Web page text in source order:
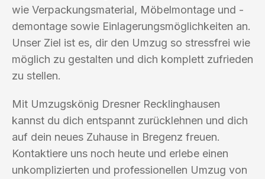
wie Verpackungsmaterial, Möbelmontage und -
demontage sowie Einlagerungsmöglichkeiten an.
Unser Ziel ist es, dir den Umzug so stressfrei wie
möglich zu gestalten und dich komplett zufrieden
zu stellen.
Mit Umzugskönig Dresner Recklinghausen
kannst du dich entspannt zurücklehnen und dich
auf dein neues Zuhause in Bregenz freuen.
Kontaktiere uns noch heute und erlebe einen
unkomplizierten und professionellen Umzug von